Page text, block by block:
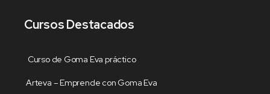
Cursos Destacados
Curso de Goma Eva práctico
Arteva – Emprende con Goma Eva